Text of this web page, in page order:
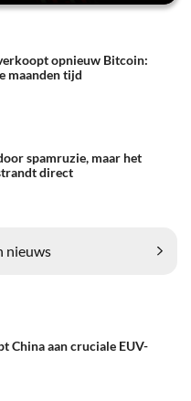
opnieuw Bitcoin:
maanden tijd
spamruzie, maar het
direct
nieuws
China aan cruciale EUV-